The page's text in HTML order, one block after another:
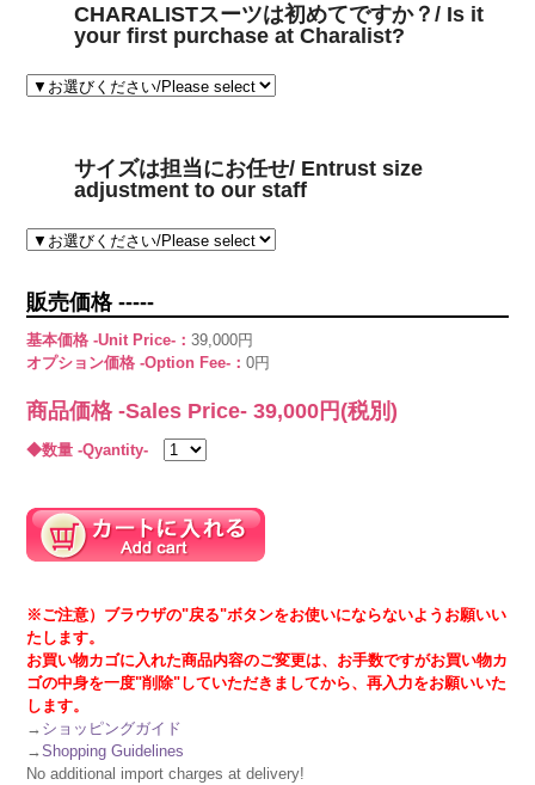
CHARALISTスーツは初めてですか？/ Is it
your first purchase at Charalist?
サイズは担当にお任せ/ Entrust size
adjustment to our staff
販売価格 -----
基本価格 -Unit Price-：39,000円
オプション価格 -Option Fee-：0円
商品価格 -Sales Price-39,000 円(税別)
◆数量 -Qyantity-
※ご注意）ブラウザの"戻る"ボタンをお使いにならないようお願いい
たします。
お買い物カゴに入れた商品内容のご変更は、お手数ですがお買い物カ
ゴの中身を一度"削除"していただきましてから、再入力をお願いいた
します。
→ ショッピングガイド
→Shopping Guidelines
No additional import charges at delivery!